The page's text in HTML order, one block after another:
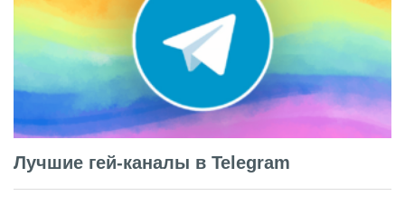
Лучшие гей-каналы в Telegram